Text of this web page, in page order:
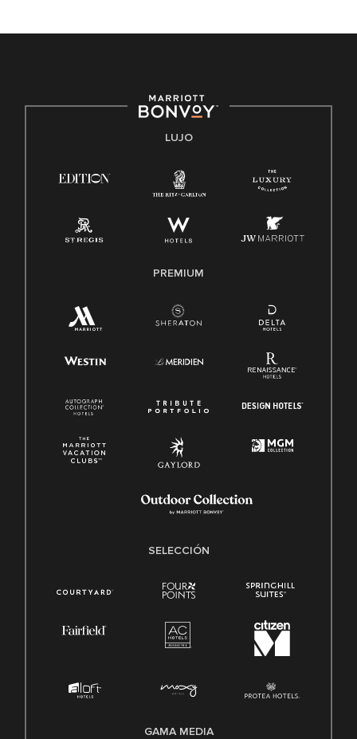
Derecho a trabajar inglés/español
Conozca sus derechos
Ley de licencia familiar y médica (FMLA)
LUJO
PREMIUM
SELECCIÓN
GAMA MEDIA